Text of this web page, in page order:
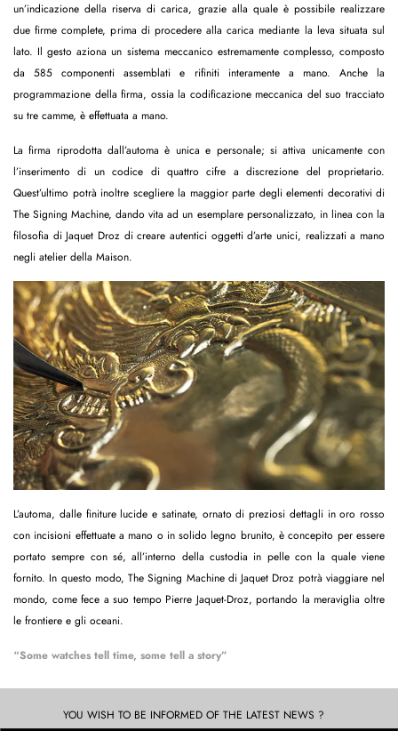
un’indicazione della riserva di carica, grazie alla quale è possibile realizzare
due firme complete, prima di procedere alla carica mediante la leva situata sul
lato. Il gesto aziona un sistema meccanico estremamente complesso, composto
da 585 componenti assemblati e rifiniti interamente a mano. Anche la
programmazione della firma, ossia la codificazione meccanica del suo tracciato
su tre camme, è effettuata a mano.
La firma riprodotta dall’automa è unica e personale; si attiva unicamente con
l’inserimento di un codice di quattro cifre a discrezione del proprietario.
Quest’ultimo potrà inoltre scegliere la maggior parte degli elementi decorativi di
The Signing Machine, dando vita ad un esemplare personalizzato, in linea con la
filosofia di Jaquet Droz di creare autentici oggetti d’arte unici, realizzati a mano
negli atelier della Maison.
L’automa, dalle finiture lucide e satinate, ornato di preziosi dettagli in oro rosso
con incisioni effettuate a mano o in solido legno brunito, è concepito per essere
portato sempre con sé, all’interno della custodia in pelle con la quale viene
fornito. In questo modo, The Signing Machine di Jaquet Droz potrà viaggiare nel
mondo, come fece a suo tempo Pierre Jaquet-Droz, portando la meraviglia oltre
le frontiere e gli oceani.
“Some watches tell time, some tell a story”
YOU WISH TO BE INFORMED OF THE LATEST NEWS ?